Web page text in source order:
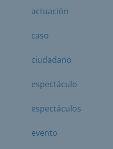
actuación
caso
ciudadano
espectáculo
espectáculos
evento